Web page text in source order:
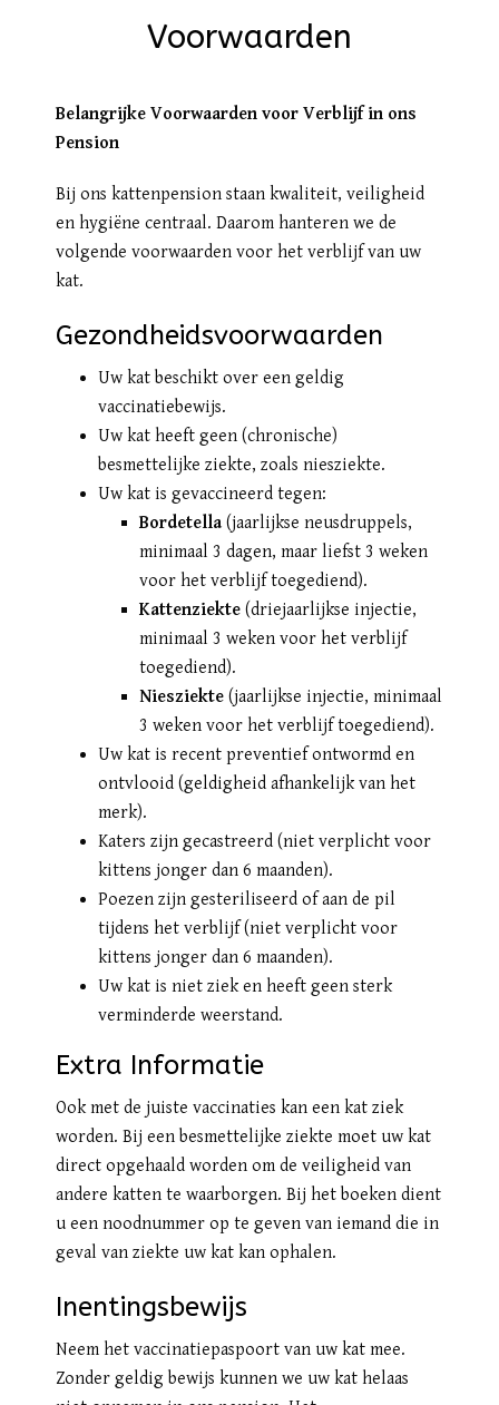
Voorwaarden
Belangrijke Voorwaarden voor Verblijf in ons
Pension
Bij ons kattenpension staan kwaliteit, veiligheid
en hygiëne centraal. Daarom hanteren we de
volgende voorwaarden voor het verblijf van uw
kat.
Gezondheidsvoorwaarden
Uw kat beschikt over een geldig
vaccinatiebewijs.
Uw kat heeft geen (chronische)
besmettelijke ziekte, zoals niesziekte.
Uw kat is gevaccineerd tegen:
Bordetella (jaarlijkse neusdruppels,
minimaal 3 dagen, maar liefst 3 weken
voor het verblijf toegediend).
Kattenziekte (driejaarlijkse injectie,
minimaal 3 weken voor het verblijf
toegediend).
Niesziekte (jaarlijkse injectie, minimaal
3 weken voor het verblijf toegediend).
Uw kat is recent preventief ontwormd en
ontvlooid (geldigheid afhankelijk van het
merk).
Katers zijn gecastreerd (niet verplicht voor
kittens jonger dan 6 maanden).
Poezen zijn gesteriliseerd of aan de pil
tijdens het verblijf (niet verplicht voor
kittens jonger dan 6 maanden).
Uw kat is niet ziek en heeft geen sterk
verminderde weerstand.
Extra Informatie
Ook met de juiste vaccinaties kan een kat ziek
worden. Bij een besmettelijke ziekte moet uw kat
direct opgehaald worden om de veiligheid van
andere katten te waarborgen. Bij het boeken dient
u een noodnummer op te geven van iemand die in
geval van ziekte uw kat kan ophalen.
Inentingsbewijs
Neem het vaccinatiepaspoort van uw kat mee.
Zonder geldig bewijs kunnen we uw kat helaas